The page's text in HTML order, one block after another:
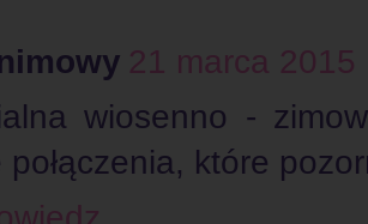
21 marca 2015
wiosenno -
połączenia, które